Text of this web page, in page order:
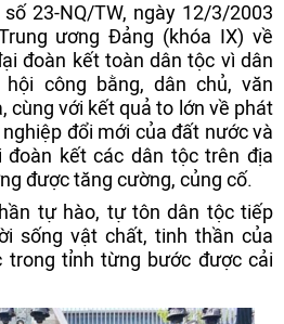
23-NQ/TW, ngày 12/3/2003
ương Đảng (khóa IX) về
đoàn kết toàn dân tộc vì dân
công bằng, dân chủ, văn
cùng với kết quả to lớn về phát
đổi mới của đất nước và
kết các dân tộc trên địa
được tăng cường, củng cố.
tự hào, tự tôn dân tộc tiếp
sống vật chất, tinh thần của
trong tỉnh từng bước được cải